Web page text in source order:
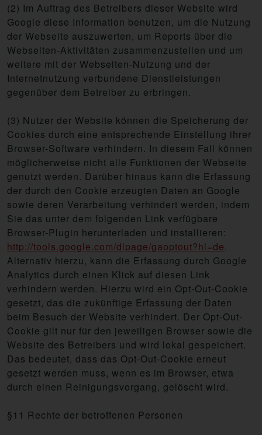
(2) Im Auftrag des Betreibers dieser Website wird
Google diese Information benutzen, um die Nutzung
der Webseite auszuwerten, um Reports über die
Webseiten-Aktivitäten zusammenzustellen und um
weitere mit der Webseiten-Nutzung und der
Internetnutzung verbundene Dienstleistungen
gegenüber dem Betreiber zu erbringen.
(3) Nutzer der Website können die Speicherung der
Cookies durch eine entsprechende Einstellung ihrer
Browser-Software verhindern. In diesem Fall können
möglicherweise nicht alle Funktionen der Webseite
genutzt werden. Darüber hinaus kann die Erfassung
der durch den Cookie erzeugten Daten an Google
sowie deren Verarbeitung verhindert werden, indem
Sie das unter dem folgenden Link verfügbare
Browser-Plugin herunterladen und installieren:
http://tools.google.com/dlpage/gaoptout?hl=de.
Alternativ hierzu, kann die Erfassung durch Google
Analytics durch einen Klick auf diesen Link
verhindern werden. Hierzu wird ein Opt-Out-Cookie
gesetzt, das die zukünftige Erfassung der Daten
beim Besuch der Website verhindert. Der Opt-Out-
Cookie gilt nur für den jeweiligen Browser sowie die
Website des Betreibers und wird lokal gespeichert.
Das bedeutet, dass das Opt-Out-Cookie erneut
gesetzt werden muss, wenn es im Browser, etwa
durch einen Reinigungsvorgang, gelöscht wird.
§11 Rechte der betroffenen Personen